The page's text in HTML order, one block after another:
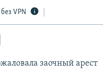
VPN
заочный арест